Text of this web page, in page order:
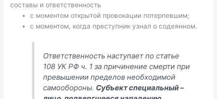
составы и ответственность
с моментом открытой провокации потерпевшим;
с моментом, когда преступник узнал о содеянном.
Ответственность наступает по статье
108 УК РФ ч. 1 за причинение смерти при
превышении пределов необходимой
самообороны. Субъект специальный –